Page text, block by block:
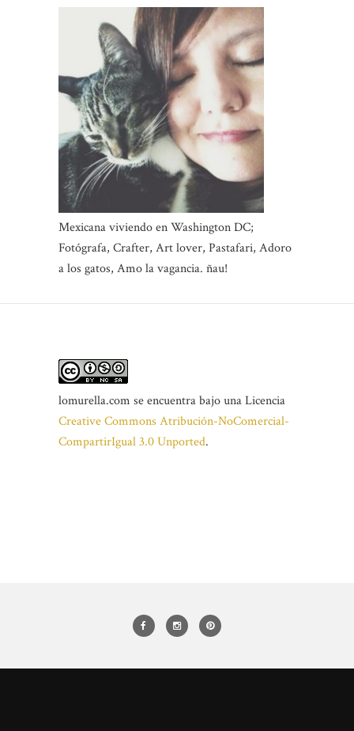
Mexicana viviendo en Washington DC;
Fotógrafa, Crafter, Art lover, Pastafari, Adoro
a los gatos, Amo la vagancia. ñau!
lomurella.com se encuentra bajo una Licencia
Creative Commons Atribución-NoComercial-
CompartirIgual 3.0 Unported.